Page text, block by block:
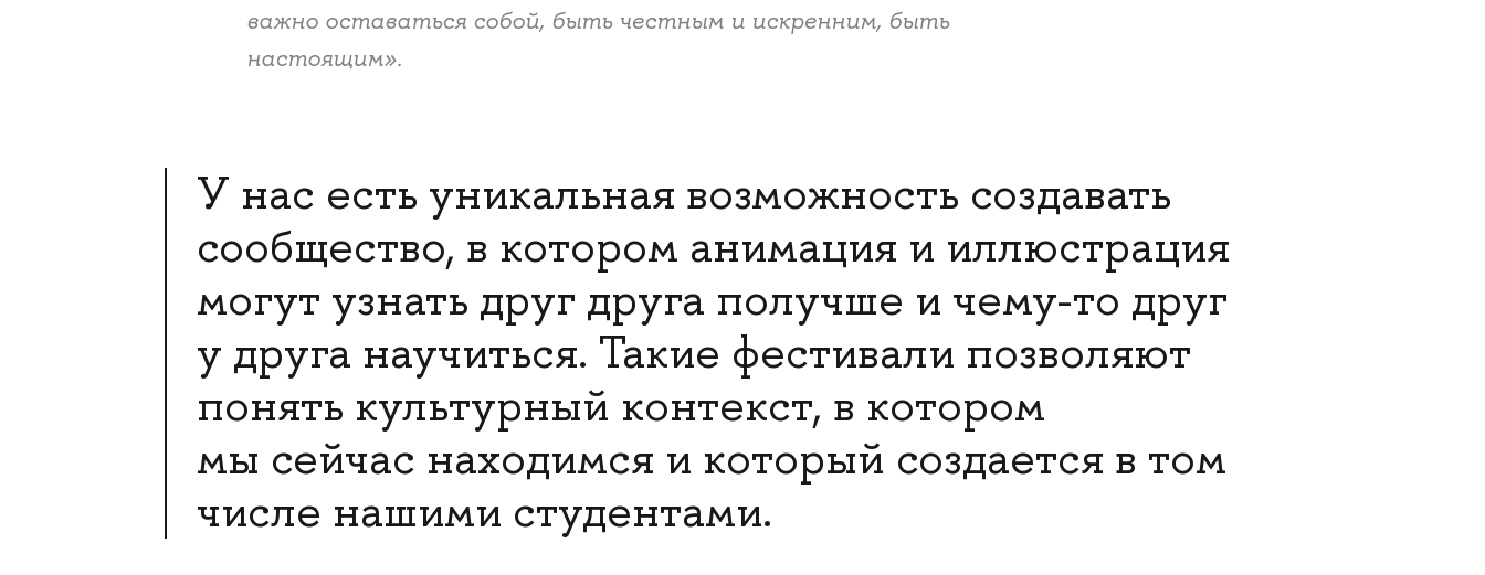
важно оставаться собой, быть честным и искренним, быть
настоящим».
У нас есть уникальная возможность создавать
сообщество, в котором анимация и иллюстрация
могут узнать друг друга получше и чему-то друг
у друга научиться. Такие фестивали позволяют
понять культурный контекст, в котором
мы сейчас находимся и который создается в том
числе нашими студентами.